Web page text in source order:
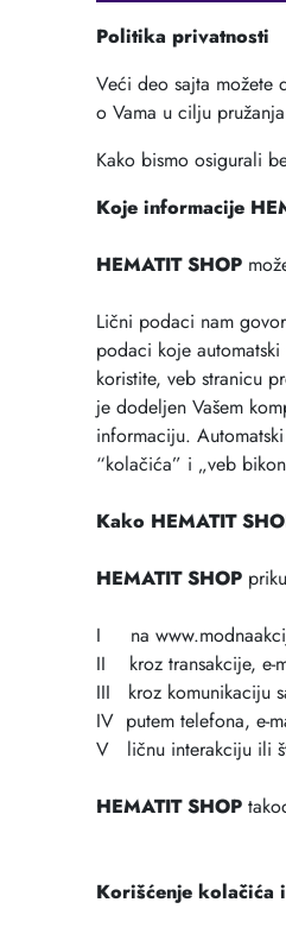
Politika privatnosti
Veći deo sajta možete
o Vama u cilju
Kako bismo osigurali
Koje informacije
HEMATIT SHOP
Lični podaci nam
podaci koje
koristite, veb stranicu
je dodeljen Vašem
informaciju.
“kolačića” i „veb
Kako HEMATIT
HEMATIT SHOP
I na
II kroz transakcije, e-
III kroz komunikaciju
IV putem telefona, e-
V ličnu interakciju ili
HEMATIT SHOP
Korišćenje kolačića